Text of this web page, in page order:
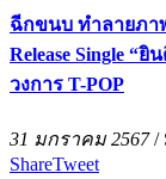
ฉีกขนบ ทำลายภาพ
Release Single “
วงการ T-POP
31 มกราคม 2567/
ShareTweet